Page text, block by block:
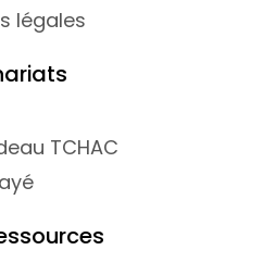
légales
TCHAC